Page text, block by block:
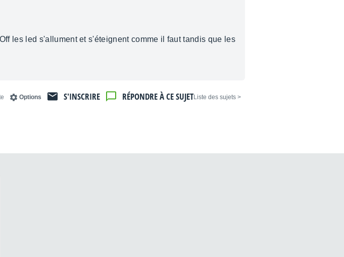
les led s'allument et s'éteignent comme il faut tandis que les
< Liste des sujets
RÉPONDRE À CE SUJET
S'INSCRIRE
Options